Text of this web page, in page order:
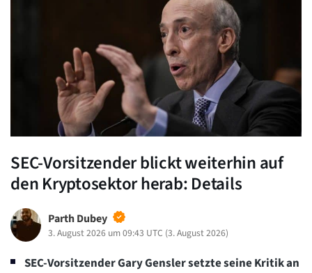
SEC-Vorsitzender blickt weiterhin auf
den Kryptosektor herab: Details
Parth Dubey
3. August 2026 um 09:43 UTC (3. August 2026)
SEC-Vorsitzender Gary Gensler setzte seine Kritik an